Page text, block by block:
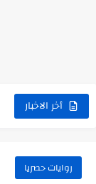
أخر الاخبار
روايات حصريا